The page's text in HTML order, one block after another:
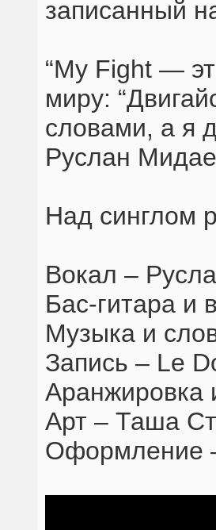
записанный
“My Fight —
миру:
словами, а я
Руслан
Над синглом
Вокал –
Бас-гитара и
Музыка и
Запись – Le
Арт – Таша
Оформление